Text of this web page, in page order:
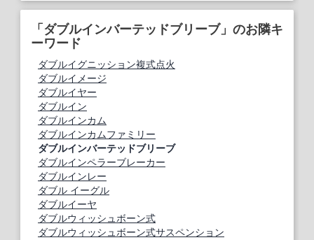
「ダブルインバーテッドブリーブ」のお隣キ
ーワード
ダブルイグニッション複式点火
ダブルイメージ
ダブルイヤー
ダブルイン
ダブルインカム
ダブルインカムファミリー
ダブルインバーテッドブリーブ
ダブルインペラーブレーカー
ダブルインレー
ダブル イーグル
ダブルイーヤ
ダブルウィッシュボーン式
ダブルウィッシュボーン式サスペンション